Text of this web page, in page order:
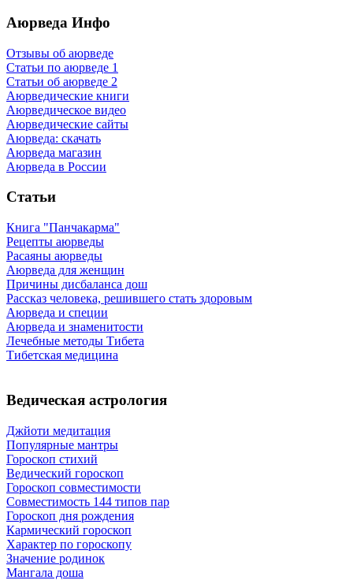
Аюрведа Инфо
Отзывы об аюрведе
Статьи по аюрведе 1
Статьи об аюрведе 2
Аюрведические книги
Аюрведическое видео
Аюрведические сайты
Аюрведа: скачать
Аюрведа магазин
Аюрведа в России
Статьи
Книга "Панчакарма"
Рецепты аюрведы
Расаяны аюрведы
Аюрведа для женщин
Причины дисбаланса дош
Рассказ человека, решившего стать здоровым
Аюрведа и специи
Аюрведа и знаменитости
Лечебные методы Тибета
Тибетская медицина
Ведическая астрология
Джйоти медитация
Популярные мантры
Гороскоп стихий
Ведический гороскоп
Гороскоп совместимости
Совместимость 144 типов пар
Гороскоп дня рождения
Кармический гороскоп
Характер по гороскопу
Значение родинок
Мангала доша